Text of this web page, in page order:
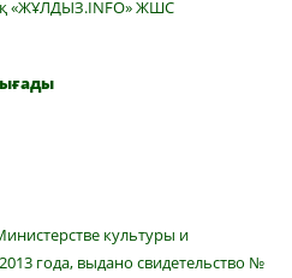
«ЖҰЛДЫЗ.INFO» ЖШС
культуры и
года, выдано свидетельство №